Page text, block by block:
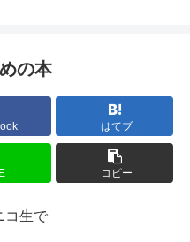
の本
はてブ
コピー
コ生で